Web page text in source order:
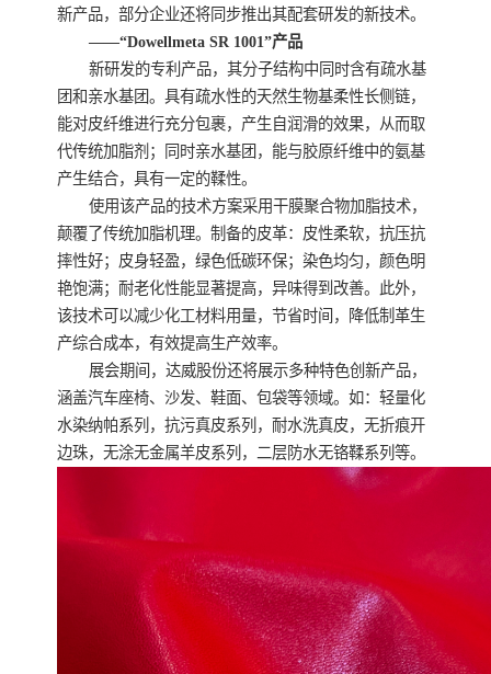
新产品，部分企业还将同步推出其配套研发的新技术。
——“Dowellmeta SR 1001”产品
新研发的专利产品，其分子结构中同时含有疏水基
团和亲水基团。具有疏水性的天然生物基柔性长侧链，
能对皮纤维进行充分包裹，产生自润滑的效果，从而取
代传统加脂剂；同时亲水基团，能与胶原纤维中的氨基
产生结合，具有一定的鞣性。
使用该产品的技术方案采用干膜聚合物加脂技术，
颠覆了传统加脂机理。制备的皮革：皮性柔软，抗压抗
摔性好；皮身轻盈，绿色低碳环保；染色均匀，颜色明
艳饱满；耐老化性能显著提高，异味得到改善。此外，
该技术可以减少化工材料用量，节省时间，降低制革生
产综合成本，有效提高生产效率。
展会期间，达威股份还将展示多种特色创新产品，
涵盖汽车座椅、沙发、鞋面、包袋等领域。如：轻量化
水染纳帕系列，抗污真皮系列，耐水洗真皮，无折痕开
边珠，无涂无金属羊皮系列，二层防水无铬鞣系列等。